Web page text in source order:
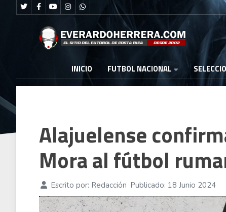
INICIO FUTBOL NACIONAL
Alajuelense
Mora al fútbol
Escrito por: Redacción Publicado: 18 Junio 2024